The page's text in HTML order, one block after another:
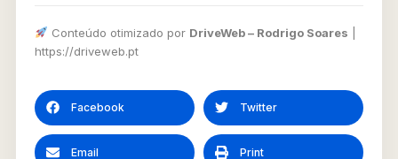
Conteúdo otimizado por DriveWeb – Rodrigo Soares
https://driveweb.pt
Facebook Twitter
Email Print